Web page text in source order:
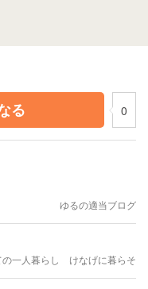
る
0
ゆるの適当ブログ
一人暮らし けなげに暮らそ